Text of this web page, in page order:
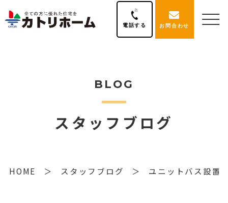
電話する お問合わせ
BLOG
スタッフブログ
HOME スタッフブログ ユニットバス設置